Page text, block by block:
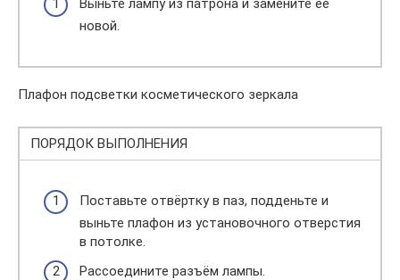
новой.
Плафон подсветки косметического зеркала
ПОРЯДОК ВЫПОЛНЕНИЯ
Поставьте отвёртку в паз, подденьте и
выньте плафон из установочного отверстия
в потолке.
Рассоедините разъём лампы.